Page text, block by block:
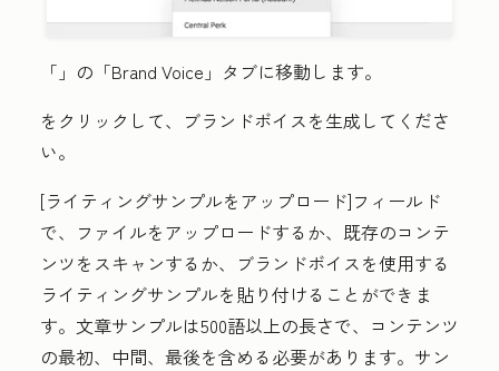
「 」の「Brand Voice」 タブに移動します。
をクリックして、ブランドボイスを生成してくださ
い。
[ライティングサンプルをアップロード]フィールド
で、ファイルをアップロードするか、既存のコンテ
ンツをスキャンするか、ブランドボイスを使用する
ライティングサンプルを貼り付けることができま
す。文章サンプルは500語以上の長さで、コンテンツ
の最初、中間、最後を含める必要があります。サン